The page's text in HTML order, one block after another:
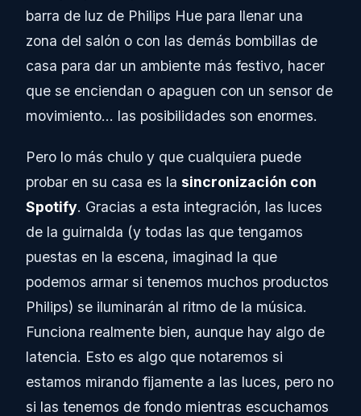
barra de luz de Philips Hue para llenar una
zona del salón o con las demás bombillas de
casa para dar un ambiente más festivo, hacer
que se enciendan o apaguen con un sensor de
movimiento… las posibilidades son enormes.
Pero lo más chulo y que cualquiera puede
probar en su casa es la sincronización con
Spotify. Gracias a esta integración, las luces
de la guirnalda (y todas las que tengamos
puestas en la escena, imaginad la que
podemos armar si tenemos muchos productos
Philips) se iluminarán al ritmo de la música.
Funciona realmente bien, aunque hay algo de
latencia. Esto es algo que notaremos si
estamos mirando fijamente a las luces, pero no
si las tenemos de fondo mientras escuchamos